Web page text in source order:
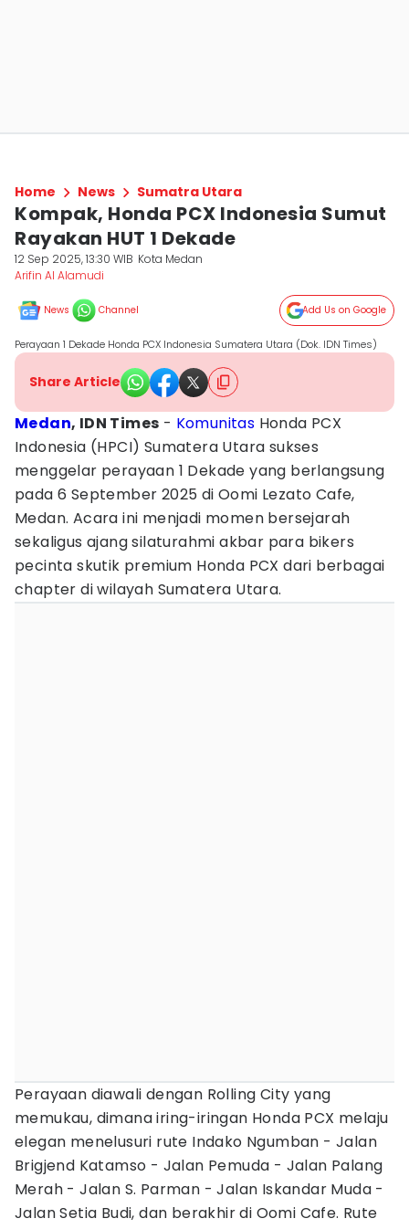
Home News Sumatra Utara
Kompak, Honda PCX Indonesia Sumut
Rayakan HUT 1 Dekade
12 Sep 2025, 13:30 WIB Kota Medan
Arifin Al Alamudi
News Channel Add Us on Google
Perayaan 1 Dekade Honda PCX Indonesia Sumatera Utara (Dok. IDN Times)
Share Article
Medan, IDN Times - Komunitas Honda PCX
Indonesia (HPCI) Sumatera Utara sukses
menggelar perayaan 1 Dekade yang berlangsung
pada 6 September 2025 di Oomi Lezato Cafe,
Medan. Acara ini menjadi momen bersejarah
sekaligus ajang silaturahmi akbar para bikers
pecinta skutik premium Honda PCX dari berbagai
chapter di wilayah Sumatera Utara.
Perayaan diawali dengan Rolling City yang
memukau, dimana iring-iringan Honda PCX melaju
elegan menelusuri rute Indako Ngumban - Jalan
Brigjend Katamso - Jalan Pemuda - Jalan Palang
Merah - Jalan S. Parman - Jalan Iskandar Muda -
Jalan Setia Budi, dan berakhir di Oomi Cafe. Rute